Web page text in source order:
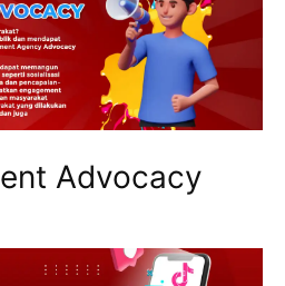
Advocacy